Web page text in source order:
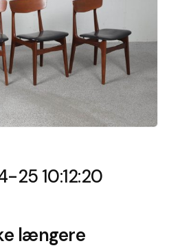
25 10:12:20
længere